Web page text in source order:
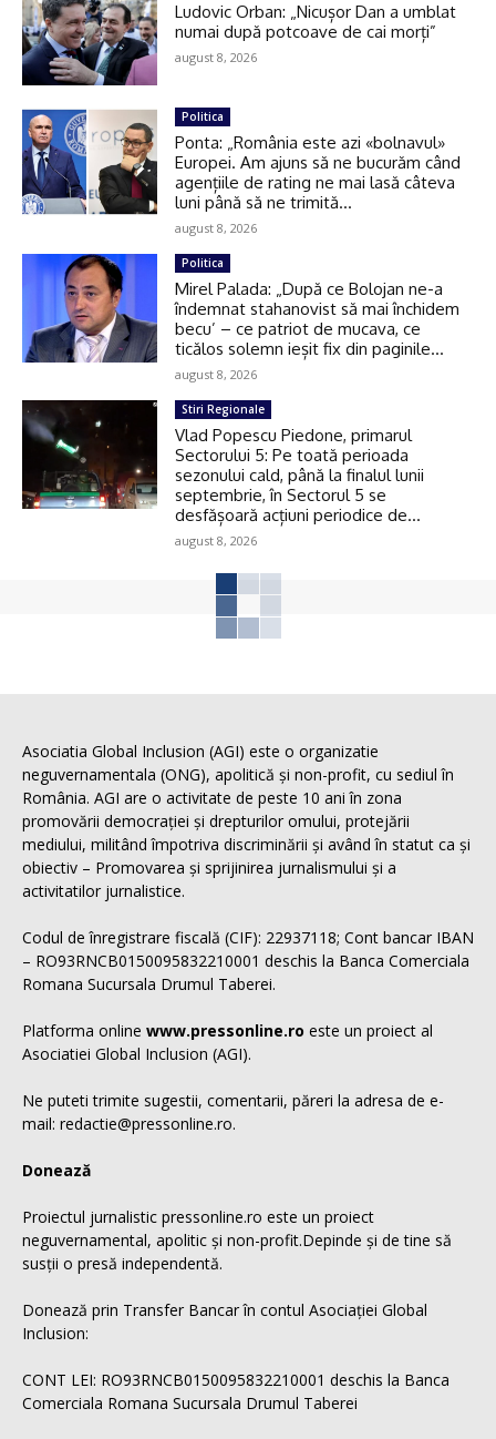
Ludovic Orban: „Nicușor Dan a umblat
numai după potcoave de cai morți”
august 8, 2026
Politica
Ponta: „România este azi «bolnavul»
Europei. Am ajuns să ne bucurăm când
agențiile de rating ne mai lasă câteva
luni până să ne trimită...
august 8, 2026
Politica
Mirel Palada: „După ce Bolojan ne-a
îndemnat stahanovist să mai închidem
becu’ – ce patriot de mucava, ce
ticălos solemn ieșit fix din paginile...
august 8, 2026
Stiri Regionale
Vlad Popescu Piedone, primarul
Sectorului 5: Pe toată perioada
sezonului cald, până la finalul lunii
septembrie, în Sectorul 5 se
desfășoară acțiuni periodice de...
august 8, 2026
Asociatia Global Inclusion (AGI) este o organizatie
neguvernamentala (ONG), apolitică și non-profit, cu sediul în
România. AGI are o activitate de peste 10 ani în zona
promovării democrației și drepturilor omului, protejării
mediului, militând împotriva discriminării și având în statut ca și
obiectiv – Promovarea și sprijinirea jurnalismului și a
activitatilor jurnalistice.
Codul de înregistrare fiscală (CIF): 22937118; Cont bancar IBAN
– RO93RNCB0150095832210001 deschis la Banca Comerciala
Romana Sucursala Drumul Taberei.
Platforma online www.pressonline.ro este un proiect al
Asociatiei Global Inclusion (AGI).
Ne puteti trimite sugestii, comentarii, păreri la adresa de e-
mail: redactie@pressonline.ro.
Donează
Proiectul jurnalistic pressonline.ro este un proiect
neguvernamental, apolitic și non-profit.Depinde și de tine să
susții o presă independentă.
Donează prin Transfer Bancar în contul Asociației Global
Inclusion:
CONT LEI: RO93RNCB0150095832210001 deschis la Banca
Comerciala Romana Sucursala Drumul Taberei